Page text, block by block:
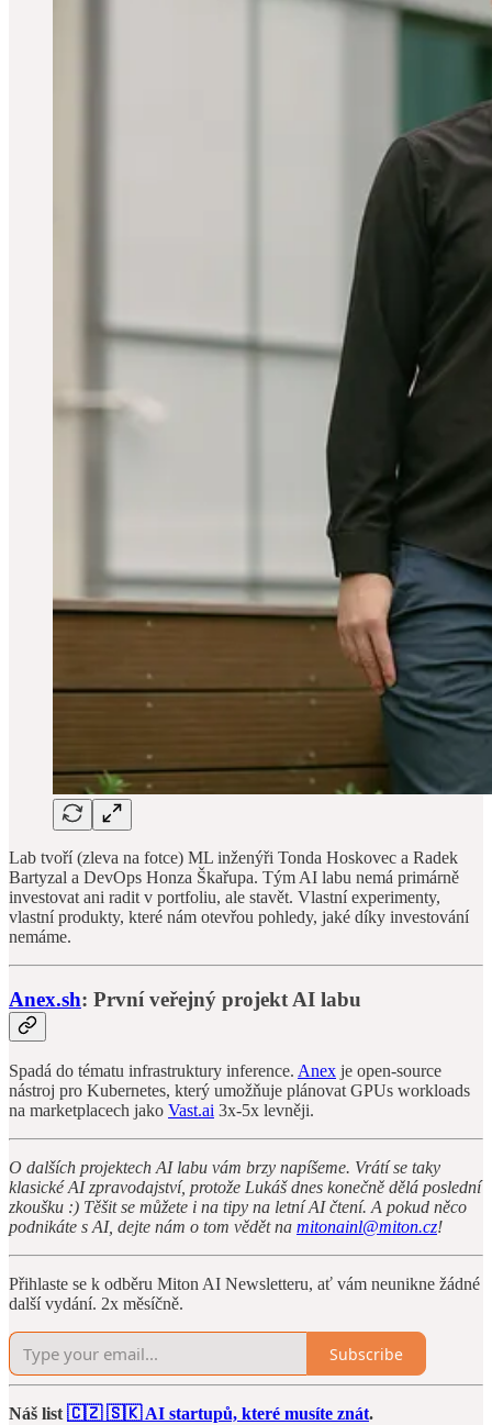
Lab tvoří (zleva na fotce) ML inženýři Tonda Hoskovec a Radek
Bartyzal a DevOps Honza Škařupa. Tým AI labu nemá primárně
investovat ani radit v portfoliu, ale stavět. Vlastní experimenty,
vlastní produkty, které nám otevřou pohledy, jaké díky investování
nemáme.
Anex.sh: První veřejný projekt AI labu
Spadá do tématu infrastruktury inference. Anex je open-source
nástroj pro Kubernetes, který umožňuje plánovat GPUs workloads
na marketplacech jako Vast.ai 3x-5x levněji.
O dalších projektech AI labu vám brzy napíšeme. Vrátí se taky
klasické AI zpravodajství, protože Lukáš dnes konečně dělá poslední
zkoušku :) Těšit se můžete i na tipy na letní AI čtení. A pokud něco
podnikáte s AI, dejte nám o tom vědět na mitonainl@miton.cz!
Přihlaste se k odběru Miton AI Newsletteru, ať vám neunikne žádné
další vydání. 2x měsíčně.
Subscribe
Náš list 🇨🇿 🇸🇰 AI startupů, které musíte znát.